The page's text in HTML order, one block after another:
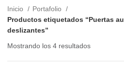
Inicio
Portafolio
Productos etiquetados “Puertas
deslizantes”
Mostrando los 4 resultados